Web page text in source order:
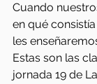
Cuando
en qué
les
Estas son las
jornada 19 de